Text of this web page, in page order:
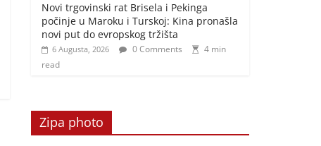
Novi trgovinski rat Brisela i Pekinga
počinje u Maroku i Turskoj: Kina pronašla
novi put do evropskog tržišta
6 Augusta, 2026 0 Comments
4 min
read
Zipa photo